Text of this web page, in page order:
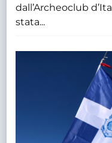
dall’Archeoclub
stata...